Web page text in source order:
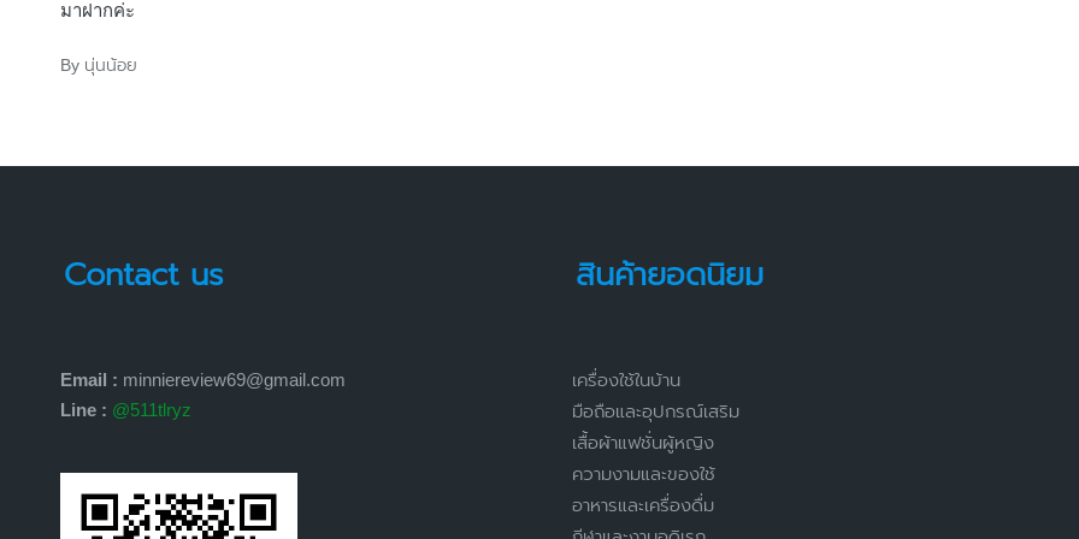
มาฝากค่ะ
Posted
By นุ่นน้อย
Contact us
Email : minniereview69@gmail.com
Line : @511tlryz
สินค้ายอดนิยม
เครื่องใช้ในบ้าน
มือถือและอุปกรณ์เสริม
เสื้อผ้าแฟชั่นผู้หญิง
ความงามและของใช้
อาหารและเครื่องดื่ม